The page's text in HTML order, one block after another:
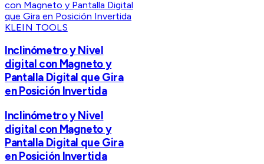
KLEIN TOOLS
Inclinómetro y Nivel
digital con Magneto y
Pantalla Digital que Gira
en Posición Invertida
Inclinómetro y Nivel
digital con Magneto y
Pantalla Digital que Gira
en Posición Invertida